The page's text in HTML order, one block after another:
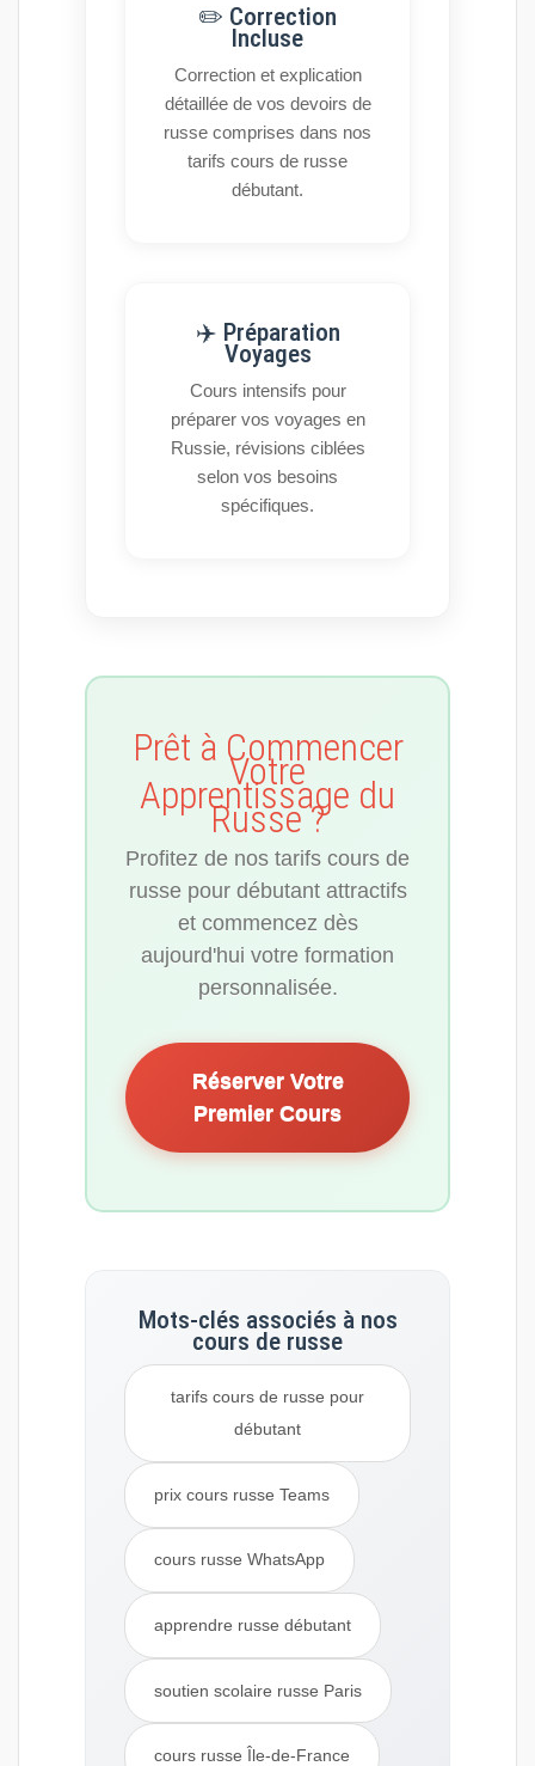
✏️ Correction
Incluse
Correction et explication
détaillée de vos devoirs de
russe comprises dans nos
tarifs cours de russe
débutant.
✈️ Préparation
Voyages
Cours intensifs pour
préparer vos voyages en
Russie, révisions ciblées
selon vos besoins
spécifiques.
Prêt à Commencer
Votre
Apprentissage du
Russe ?
Profitez de nos tarifs cours de
russe pour débutant attractifs
et commencez dès
aujourd'hui votre formation
personnalisée.
Réserver Votre
Premier Cours
Mots-clés associés à nos
cours de russe
tarifs cours de russe pour
débutant
prix cours russe Teams
cours russe WhatsApp
apprendre russe débutant
soutien scolaire russe Paris
cours russe Île-de-France